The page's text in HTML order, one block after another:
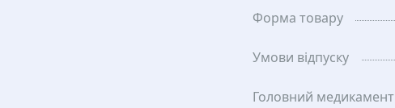
Форма товару
Умови відпуску
Головний медикамент